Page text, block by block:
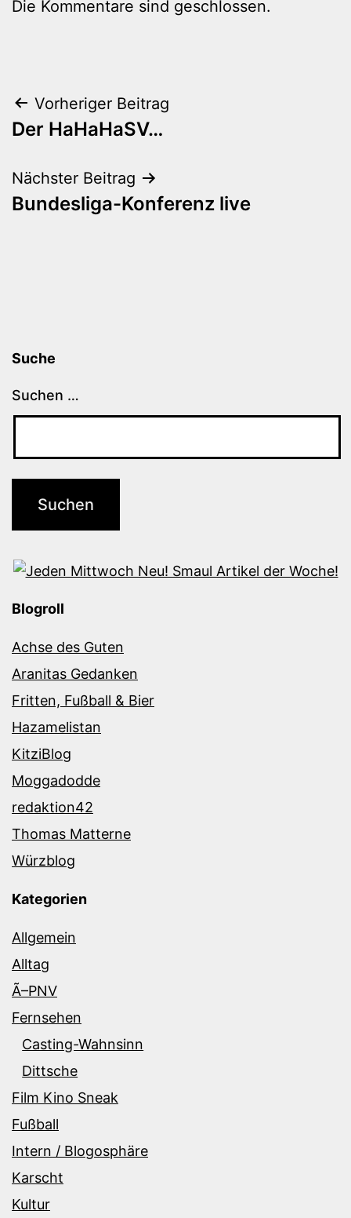
Die Kommentare sind geschlossen.
Beitragsnavigation
Vorheriger Beitrag
Der HaHaHaSV…
Nächster Beitrag
Bundesliga-Konferenz live
Suche
Suchen …
Blogroll
Achse des Guten
Aranitas Gedanken
Fritten, Fußball & Bier
Hazamelistan
KitziBlog
Moggadodde
redaktion42
Thomas Matterne
Würzblog
Kategorien
Allgemein
Alltag
Ã–PNV
Fernsehen
Casting-Wahnsinn
Dittsche
Film Kino Sneak
Fußball
Intern / Blogosphäre
Karscht
Kultur